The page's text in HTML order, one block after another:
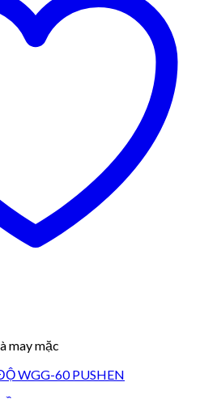
may mặc
WGG-60 PUSHEN